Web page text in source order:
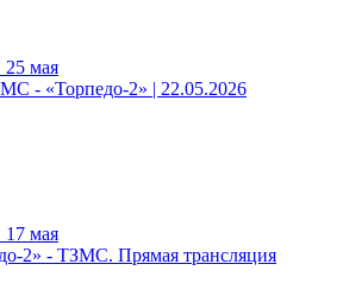
25 мая
- «Торпедо-2» | 22.05.2026
17 мая
2» - ТЗМС. Прямая трансляция